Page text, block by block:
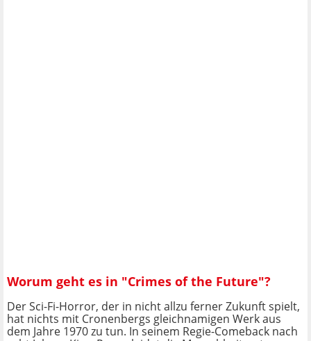
Worum geht es in "Crimes of the Future"?
Der Sci-Fi-Horror, der in nicht allzu ferner Zukunft spielt,
hat nichts mit Cronenbergs gleichnamigen Werk aus
dem Jahre 1970 zu tun. In seinem Regie-Comeback nach